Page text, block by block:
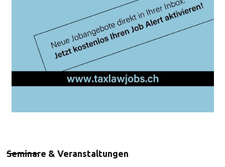
Seminare & Veranstaltungen